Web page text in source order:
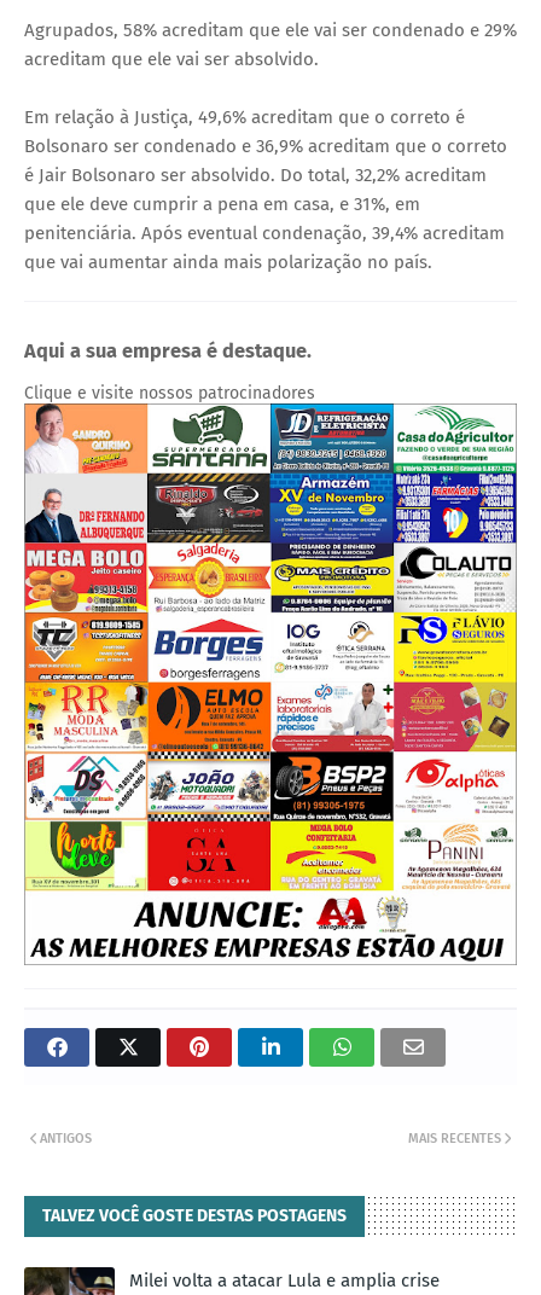
Agrupados, 58% acreditam que ele vai ser condenado e 29%
acreditam que ele vai ser absolvido.
Em relação à Justiça, 49,6% acreditam que o correto é
Bolsonaro ser condenado e 36,9% acreditam que o correto
é Jair Bolsonaro ser absolvido. Do total, 32,2% acreditam
que ele deve cumprir a pena em casa, e 31%, em
penitenciária. Após eventual condenação, 39,4% acreditam
que vai aumentar ainda mais polarização no país.
Aqui a sua empresa é destaque.
Clique e visite nossos patrocinadores
MAIS RECENTES
ANTIGOS
TALVEZ VOCÊ GOSTE DESTAS POSTAGENS
Milei volta a atacar Lula e amplia crise